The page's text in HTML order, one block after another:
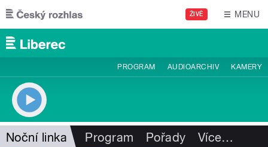
Přejít k hlavnímu obsahu
ŽIVĚ MENU
PROGRAM AUDIOARCHIV KAMERY
Noční linka Program Pořady Více…